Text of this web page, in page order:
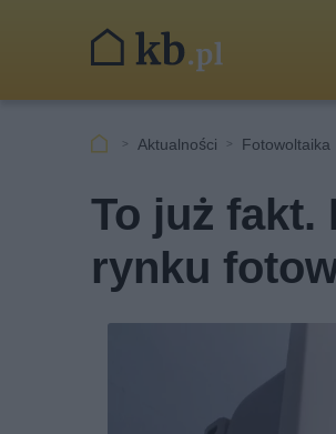
Aktualności Fotowoltaika
To już fakt.
rynku